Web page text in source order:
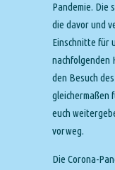
Pandemie. Die
die davor und
Einschnitte für
nachfolgenden
den Besuch
gleichermaßen
euch
vorweg.
Die Corona-